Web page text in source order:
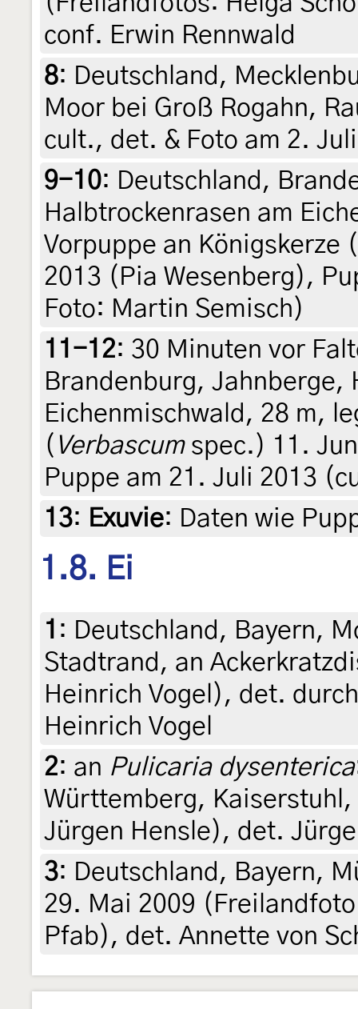
conf. Erwin Rennwald
8: Deutschland,
Moor bei Groß Rogahn,
cult., det. & Foto am 2.
9-10: Deutschland,
Halbtrockenrasen am
Vorpuppe an Königskerze (
2013 (Pia Wesenberg),
Foto: Martin Semisch)
11-12: 30 Minuten vor
Brandenburg, Jahnberge,
Eichenmischwald, 28 m,
( Verbascumspec.) 11.
Puppe am 21. Juli 2013
13: Exuvie: Daten wie
1.8. Ei
1 : Deutschland, Bayern,
Stadtrand, an
Heinrich Vogel), det.
Heinrich Vogel
2: an Pulicaria dysenterica
Württemberg,
Jürgen Hensle), det.
3: Deutschland, Bayern,
29. Mai 2009
Pfab), det. Annette von